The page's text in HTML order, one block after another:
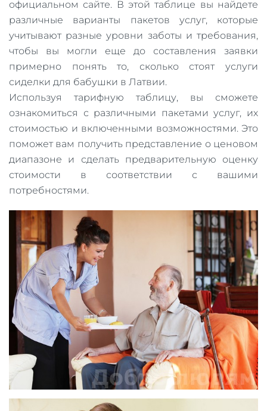
официальном сайте. В этой таблице вы найдете
различные варианты пакетов услуг, которые
учитывают разные уровни заботы и требования,
чтобы вы могли еще до составления заявки
примерно понять то, сколько стоят услуги
сиделки для бабушки в Латвии.
Используя тарифную таблицу, вы сможете
ознакомиться с различными пакетами услуг, их
стоимостью и включенными возможностями. Это
поможет вам получить представление о ценовом
диапазоне и сделать предварительную оценку
стоимости в соответствии с вашими
потребностями.